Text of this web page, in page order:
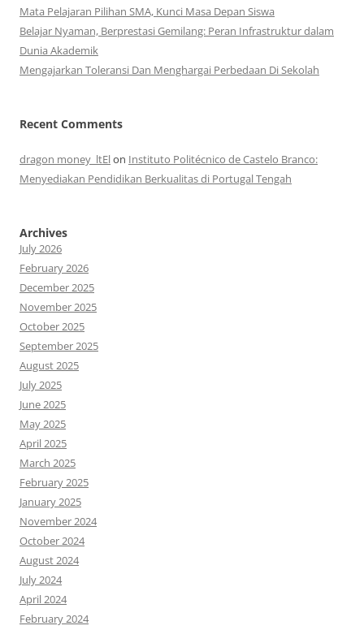
Mata Pelajaran Pilihan SMA, Kunci Masa Depan Siswa
Belajar Nyaman, Berprestasi Gemilang: Peran Infrastruktur dalam
Dunia Akademik
Mengajarkan Toleransi Dan Menghargai Perbedaan Di Sekolah
Recent Comments
dragon money_ltElon Instituto Politécnico de Castelo Branco:
Menyediakan Pendidikan Berkualitas di Portugal Tengah
Archives
July 2026
February 2026
December 2025
November 2025
October 2025
September 2025
August 2025
July 2025
June 2025
May 2025
April 2025
March 2025
February 2025
January 2025
November 2024
October 2024
August 2024
July 2024
April 2024
February 2024